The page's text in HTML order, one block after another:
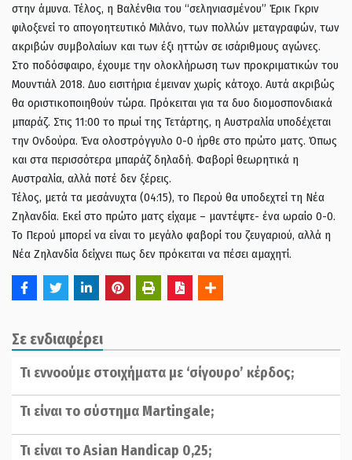
στην άμυνα. Τέλος, η Βαλένθια του “σεληνιασμένου” Έρικ Γκριν
φιλοξενεί το απογοητευτικό Μιλάνο, των πολλών μεταγραφών, των
ακριβών συμβολαίων και των έξι ηττών σε ισάριθμους αγώνες.
Στο ποδόσφαιρο, έχουμε την ολοκλήρωση των προκριματικών του
Μουντιάλ 2018. Δυο εισιτήρια έμειναν χωρίς κάτοχο. Αυτά ακριβώς
θα οριστικοποιηθούν τώρα. Πρόκειται για τα δυο διομοσπονδιακά
μπαράζ. Στις 11:00 το πρωί της Τετάρτης, η Αυστραλία υποδέχεται
την Ονδούρα. Ένα ολοστρόγγυλο 0-0 ήρθε στο πρώτο ματς. Όπως
και στα περισσότερα μπαράζ δηλαδή. Φαβορί θεωρητικά η
Αυστραλία, αλλά ποτέ δεν ξέρεις.
Τέλος, μετά τα μεσάνυχτα (04:15), το Περού θα υποδεχτεί τη Νέα
Ζηλανδία. Εκεί στο πρώτο ματς είχαμε – μαντέψτε- ένα ωραίο 0-0.
Το Περού μπορεί να είναι το μεγάλο φαβορί του ζευγαριού, αλλά η
Νέα Ζηλανδία δείχνει πως δεν πρόκειται να πέσει αμαχητί.
Σε ενδιαφέρει
Τι εννοούμε στοιχήματα με ‘σίγουρο’ κέρδος;
Τι είναι το σύστημα Martingale;
Τι είναι το Asian Handicap 0,25;